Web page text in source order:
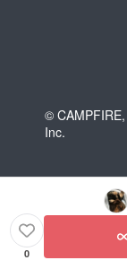
© CAMPFIRE,
Inc.
0